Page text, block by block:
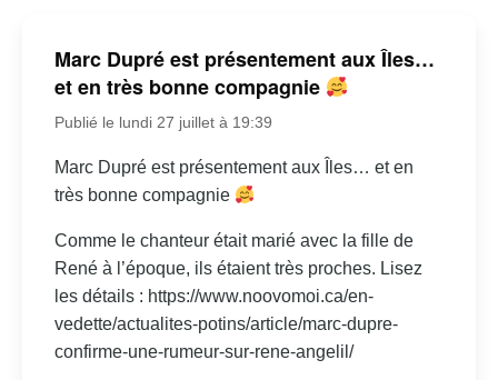
Marc Dupré est présentement aux Îles…
et en très bonne compagnie
Publié le lundi 27 juillet à 19:39
Marc Dupré est présentement aux Îles… et en
très bonne compagnie
Comme le chanteur était marié avec la fille de
René à l’époque, ils étaient très proches. Lisez
les détails : https://www.noovomoi.ca/en-
vedette/actualites-potins/article/marc-dupre-
confirme-une-rumeur-sur-rene-angelil/